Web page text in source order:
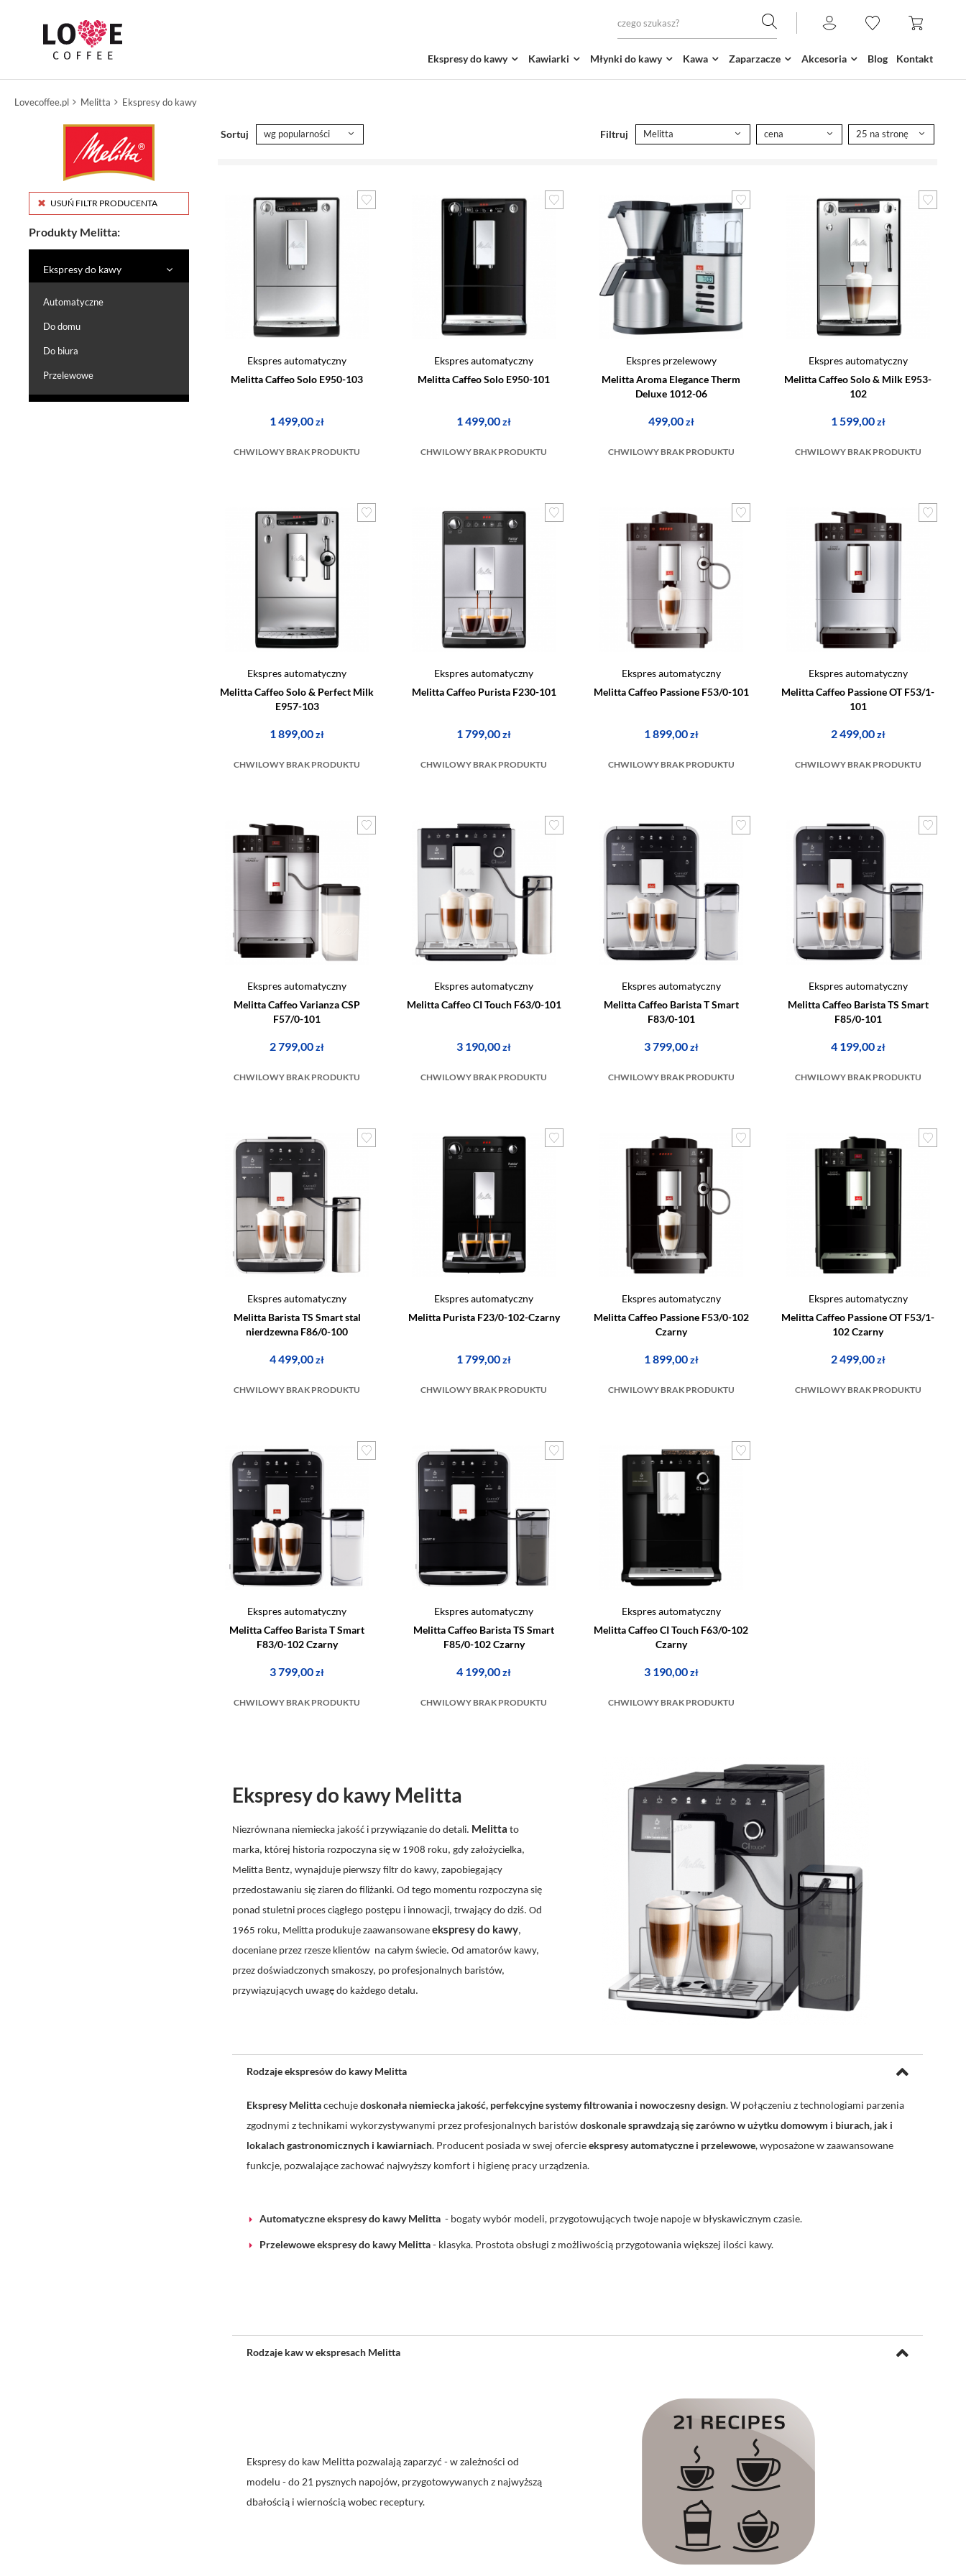
Ekspresy do kawy Kawiarki Młynki do kawy Kawa Zaparzacze Akcesoria Blog Kontakt
Lovecoffee.pl Melitta Ekspresy do kawy
USUŃ FILTR PRODUCENTA
Produkty Melitta:
Ekspresy do kawy
Automatyczne
Do domu
Do biura
Przelewowe
Sortuj wg popularności Filtruj Melitta cena 25 na stronę
Ekspres automatyczny
Melitta Caffeo Solo E950-103
1 499,00zł
CHWILOWY BRAK PRODUKTU
Ekspres automatyczny
Melitta Caffeo Solo E950-101
1 499,00zł
CHWILOWY BRAK PRODUKTU
Ekspres przelewowy
Melitta Aroma Elegance Therm
Deluxe 1012-06
499,00zł
CHWILOWY BRAK PRODUKTU
Ekspres automatyczny
Melitta Caffeo Solo & Milk E953-
102
1 599,00zł
CHWILOWY BRAK PRODUKTU
Ekspres automatyczny
Melitta Caffeo Solo & Perfect Milk
E957-103
1 899,00zł
CHWILOWY BRAK PRODUKTU
Ekspres automatyczny
Melitta Caffeo Purista F230-101
1 799,00zł
CHWILOWY BRAK PRODUKTU
Ekspres automatyczny
Melitta Caffeo Passione F53/0-101
1 899,00zł
CHWILOWY BRAK PRODUKTU
Ekspres automatyczny
Melitta Caffeo Passione OT F53/1-
101
2 499,00zł
CHWILOWY BRAK PRODUKTU
Ekspres automatyczny
Melitta Caffeo Varianza CSP
F57/0-101
2 799,00zł
CHWILOWY BRAK PRODUKTU
Ekspres automatyczny
Melitta Caffeo CI Touch F63/0-101
3 190,00zł
CHWILOWY BRAK PRODUKTU
Ekspres automatyczny
Melitta Caffeo Barista T Smart
F83/0-101
3 799,00zł
CHWILOWY BRAK PRODUKTU
Ekspres automatyczny
Melitta Caffeo Barista TS Smart
F85/0-101
4 199,00zł
CHWILOWY BRAK PRODUKTU
Ekspres automatyczny
Melitta Barista TS Smart stal
nierdzewna F86/0-100
4 499,00zł
CHWILOWY BRAK PRODUKTU
Ekspres automatyczny
Melitta Purista F23/0-102-Czarny
1 799,00zł
CHWILOWY BRAK PRODUKTU
Ekspres automatyczny
Melitta Caffeo Passione F53/0-102
Czarny
1 899,00zł
CHWILOWY BRAK PRODUKTU
Ekspres automatyczny
Melitta Caffeo Passione OT F53/1-
102 Czarny
2 499,00zł
CHWILOWY BRAK PRODUKTU
Ekspres automatyczny
Melitta Caffeo Barista T Smart
F83/0-102 Czarny
3 799,00zł
CHWILOWY BRAK PRODUKTU
Ekspres automatyczny
Melitta Caffeo Barista TS Smart
F85/0-102 Czarny
4 199,00zł
CHWILOWY BRAK PRODUKTU
Ekspres automatyczny
Melitta Caffeo CI Touch F63/0-102
Czarny
3 190,00zł
CHWILOWY BRAK PRODUKTU
Ekspresy do kawy Melitta
Niezrównana niemiecka jakość i przywiązanie do detali. Melitta to
marka, której historia rozpoczyna się w 1908 roku, gdy założycielka,
Melitta Bentz, wynajduje pierwszy filtr do kawy, zapobiegający
przedostawaniu się ziaren do filiżanki. Od tego momentu rozpoczyna się
ponad stuletni proces ciągłego postępu i innowacji, trwający do dziś. Od
1965 roku, Melitta produkuje zaawansowane ekspresy do kawy,
doceniane przez rzesze klientów na całym świecie. Od amatorów kawy,
przez doświadczonych smakoszy, po profesjonalnych baristów,
przywiązujących uwagę do każdego detalu.
Rodzaje ekspresów do kawy Melitta
Ekspresy Melittacechujedoskonała niemiecka jakość, perfekcyjne systemy filtrowania i nowoczesny design. W połączeniu z technologiami parzenia
zgodnymi z technikami wykorzystywanymi przez profesjonalnych baristówdoskonale sprawdzają się zarówno w użytku domowym i biurach, jak i
lokalach gastronomicznych i kawiarniach. Producent posiada w swej ofercieekspresy automatyczne i przelewowe, wyposażone w zaawansowane
funkcje, pozwalające zachować najwyższy komfort i higienę pracy urządzenia.
Automatyczne ekspresy do kawy Melitta - bogaty wybór modeli, przygotowujących twoje napoje w błyskawicznym czasie.
Przelewowe ekspresy do kawy Melitta- klasyka. Prostota obsługi z możliwością przygotowania większej ilości kawy.
Rodzaje kaw w ekspresach Melitta
Ekspresy do kaw Melitta pozwalają zaparzyć - w zależności od
modelu - do 21 pysznych napojów, przygotowywanych z najwyższą
dbałością i wiernością wobec receptury.